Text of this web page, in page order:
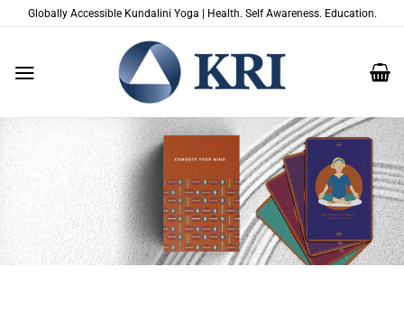
ZumGlobally Accessible Kundalini Yoga | Health. Self Awareness. Education.